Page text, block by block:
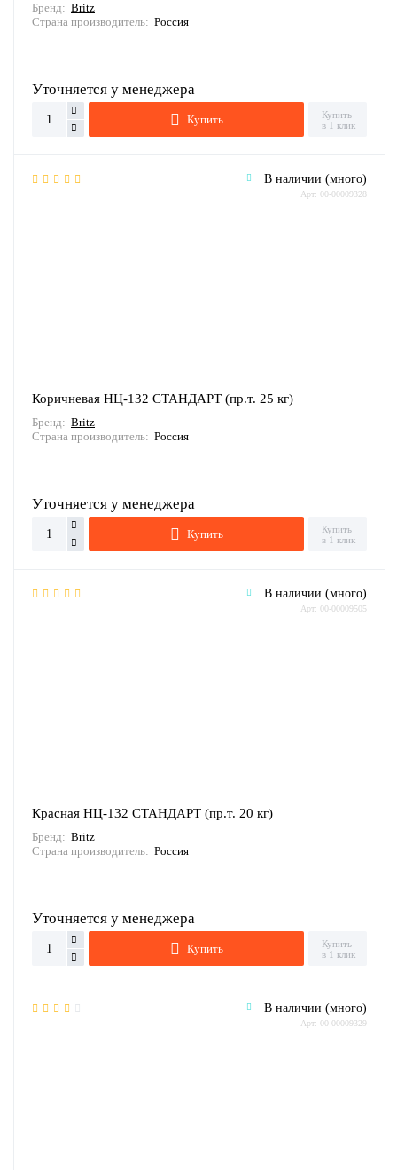
Бренд: Britz
Страна производитель: Россия
Уточняется у менеджера
Купить
Купить
в 1 клик
Коричневая НЦ-132 СТАНДАРТ (пр.т. 25 кг)
Бренд: Britz
Страна производитель: Россия
В наличии (много)
Арт: 00-00009328
Уточняется у менеджера
Купить
Купить
в 1 клик
Красная НЦ-132 СТАНДАРТ (пр.т. 20 кг)
Бренд: Britz
Страна производитель: Россия
В наличии (много)
Арт: 00-00009505
Уточняется у менеджера
Купить
Купить
в 1 клик
В наличии (много)
Арт: 00-00009329